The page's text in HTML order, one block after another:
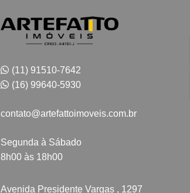
(11) 91510-7642
(16) 99640-5930
contato@artefattoimoveis.com.br
Segunda à Sábado
8h00 às 18h00
Avenida Presidente Vargas , 1297